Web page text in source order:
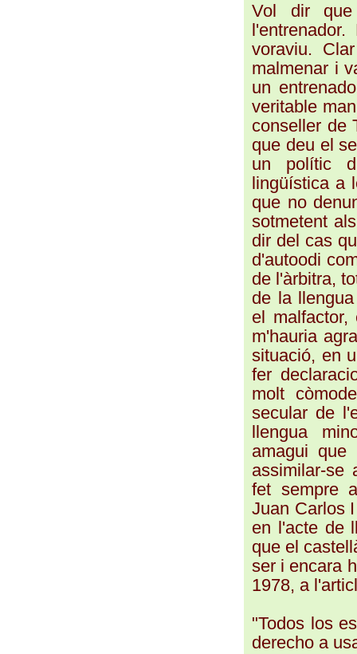
Vol dir
voraviu.
malmenar i
un
veritable
conseller de
que deu el
un polític
lingüística a
que no
sotmetent
dir del cas
d'autoodi
de l'àrbitra,
de la
el
m'hauria
situació, en
fer
molt
secular de
llengua
amagui que
assimilar-se
fet sempre
Juan Carlos
en l'acte de
que el
ser i encara
1978, a
"Todos los
derecho a